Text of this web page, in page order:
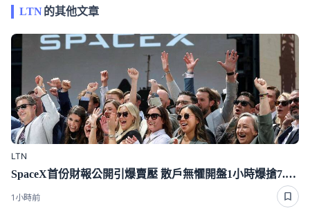
LTN的其他文章
LTN
SpaceX首份財報公開引爆賣壓 散戶無懼開盤1小時爆搶7.4億
1小時前